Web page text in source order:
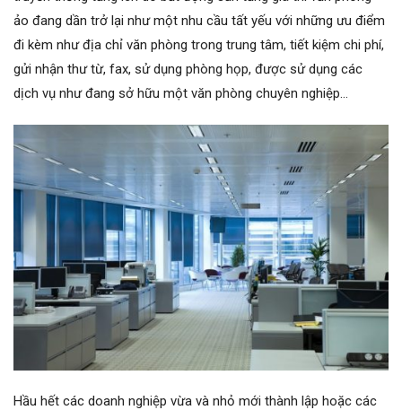
ảo đang dần trở lại như một nhu cầu tất yếu với những ưu điểm
đi kèm như địa chỉ văn phòng trong trung tâm, tiết kiệm chi phí,
gửi nhận thư từ, fax, sử dụng phòng họp, được sử dụng các
dịch vụ như đang sở hữu một văn phòng chuyên nghiệp…
Hầu hết các doanh nghiệp vừa và nhỏ mới thành lập hoặc các